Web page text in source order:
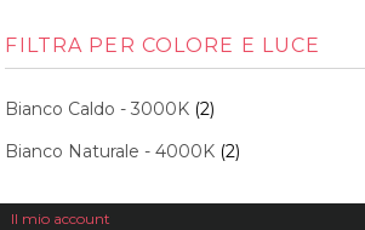
FILTRA PER COLORE E LUCE
Bianco Caldo - 3000K (2)
Bianco Naturale - 4000K (2)
Il mio account